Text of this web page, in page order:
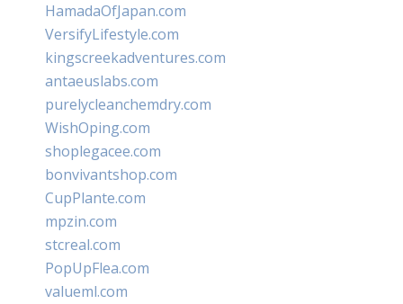
HamadaOfJapan.com
VersifyLifestyle.com
kingscreekadventures.com
antaeuslabs.com
purelycleanchemdry.com
WishOping.com
shoplegacee.com
bonvivantshop.com
CupPlante.com
mpzin.com
stcreal.com
PopUpFlea.com
valueml.com